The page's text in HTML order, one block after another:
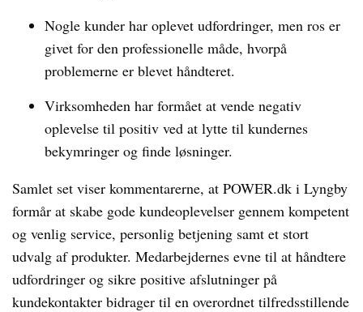
Nogle kunder har oplevet udfordringer, men ros er
givet for den professionelle måde, hvorpå
problemerne er blevet håndteret.
Virksomheden har formået at vende negativ
oplevelse til positiv ved at lytte til kundernes
bekymringer og finde løsninger.
Samlet set viser kommentarerne, at POWER.dk i Lyngby
formår at skabe gode kundeoplevelser gennem kompetent
og venlig service, personlig betjening samt et stort
udvalg af produkter. Medarbejdernes evne til at håndtere
udfordringer og sikre positive afslutninger på
kundekontakter bidrager til en overordnet tilfredsstillende